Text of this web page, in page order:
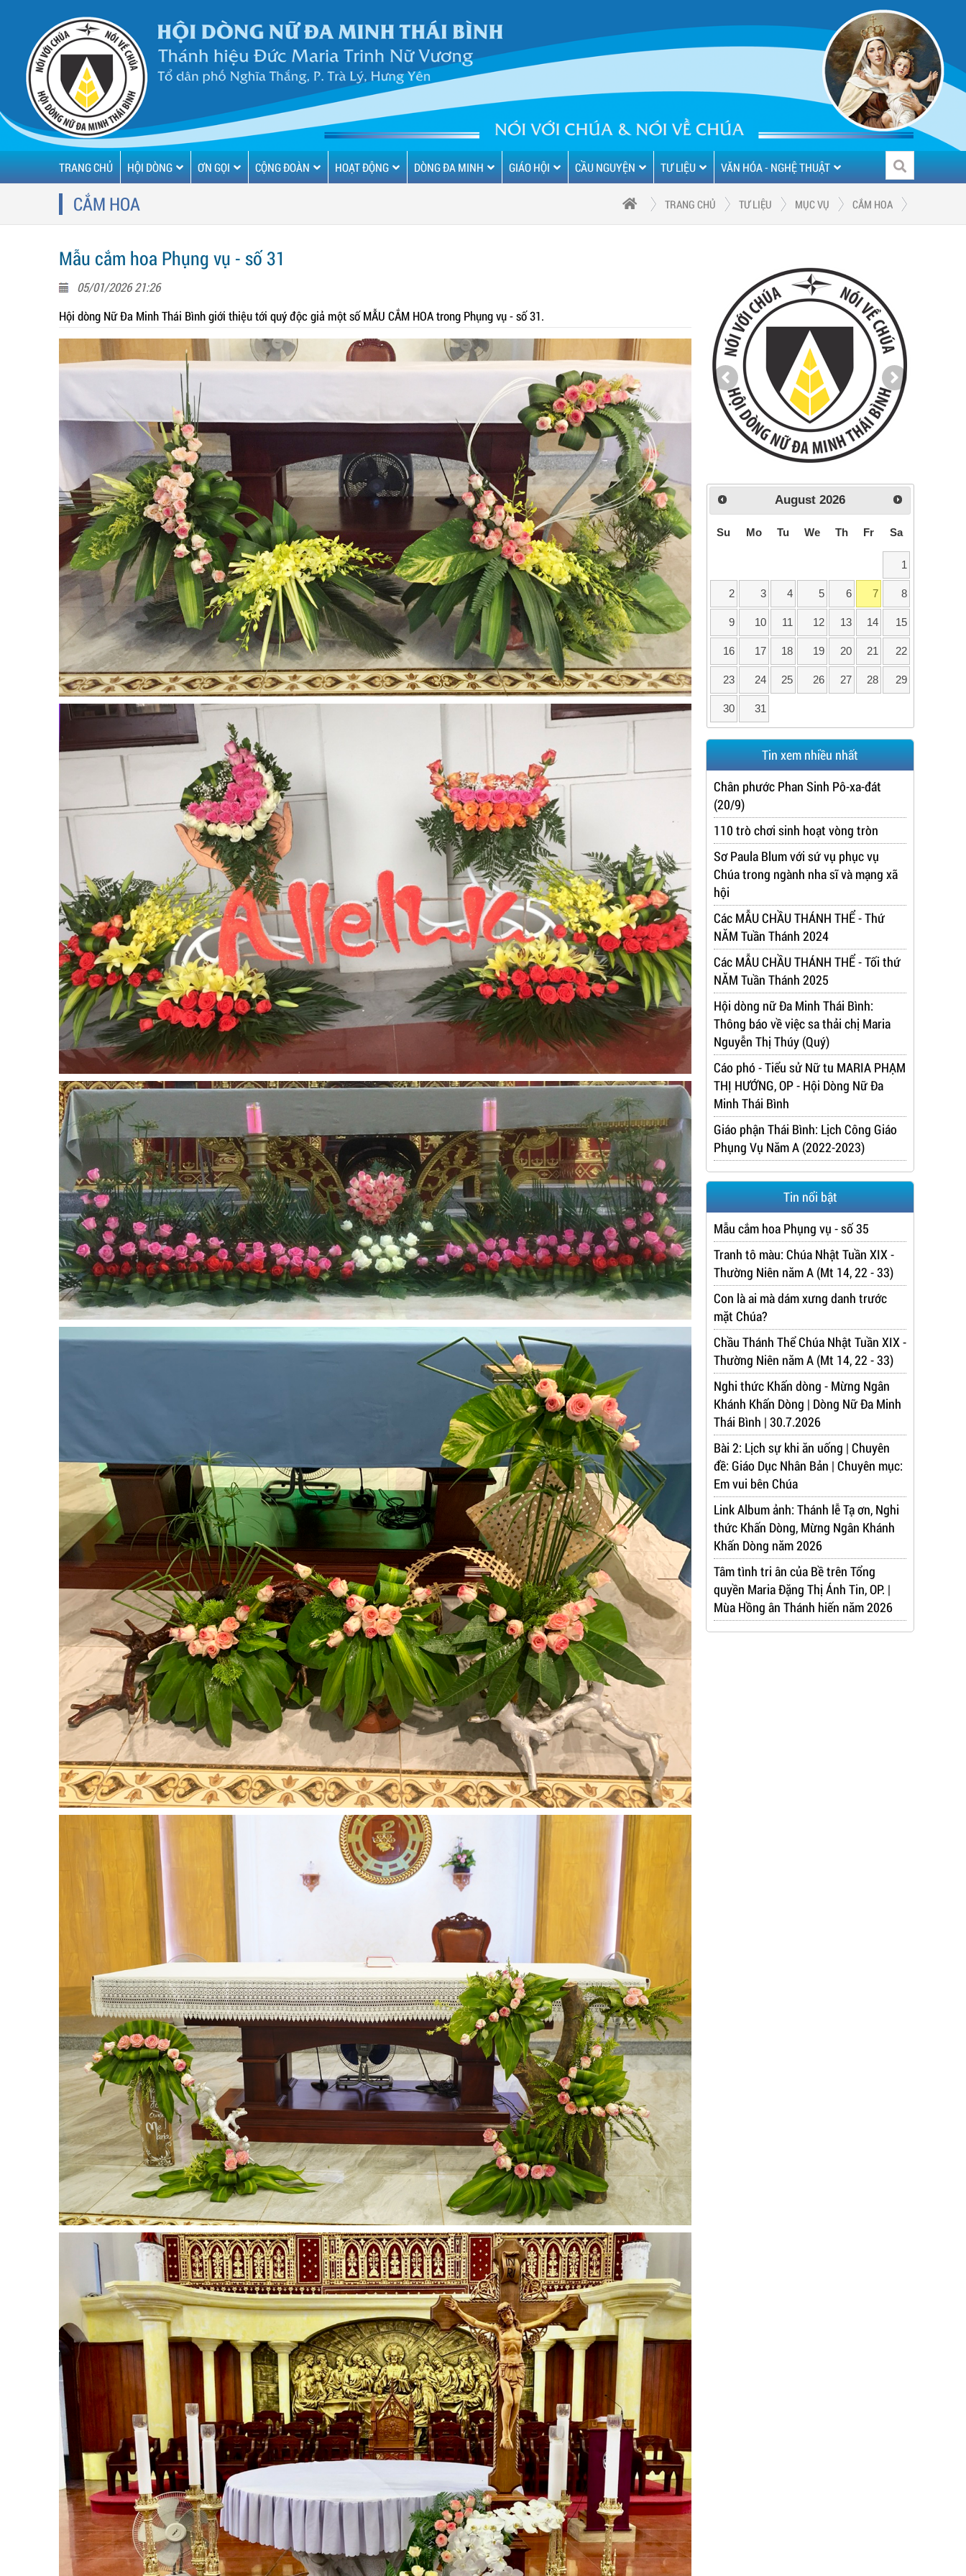
TRANG CHỦ HỘI DÒNG ƠN GỌI CỘNG ĐOÀN HOẠT ĐỘNG DÒNG ĐA MINH GIÁO HỘI CẦU NGUYỆN TƯ LIỆU VĂN HÓA - NGHỆ THUẬT
CẮM HOA TRANG CHỦ TƯ LIỆU MỤC VỤ CẮM HOA
Mẫu cắm hoa Phụng vụ - số 31
05/01/2026 21:26
Hội dòng Nữ Đa Minh Thái Bình giới thiệu tới quý độc giả một số MẪU CẮM HOA trong Phụng vụ - số 31.
August 2026
Su Mo Tu We Th Fr Sa
1
2 3 4 5 6 7 8
9 10 11 12 13 14 15
16 17 18 19 20 21 22
23 24 25 26 27 28 29
30 31
Tin xem nhiều nhất
Chân phước Phan Sinh Pô-xa-đát
(20/9)
110 trò chơi sinh hoạt vòng tròn
Sơ Paula Blum với sứ vụ phục vụ
Chúa trong ngành nha sĩ và mạng xã
hội
Các MẪU CHẦU THÁNH THỂ - Thứ
NĂM Tuần Thánh 2024
Các MẪU CHẦU THÁNH THỂ - Tối thứ
NĂM Tuần Thánh 2025
Hội dòng nữ Đa Minh Thái Bình:
Thông báo về việc sa thải chị Maria
Nguyễn Thị Thúy (Quý)
Cáo phó - Tiểu sử Nữ tu MARIA PHẠM
THỊ HƯỚNG, OP - Hội Dòng Nữ Đa
Minh Thái Bình
Giáo phận Thái Bình: Lịch Công Giáo
Phụng Vụ Năm A (2022-2023)
Tin nổi bật
Mẫu cắm hoa Phụng vụ - số 35
Tranh tô màu: Chúa Nhật Tuần XIX -
Thường Niên năm A (Mt 14, 22 - 33)
Con là ai mà dám xưng danh trước
mặt Chúa?
Chầu Thánh Thể Chúa Nhật Tuần XIX -
Thường Niên năm A (Mt 14, 22 - 33)
Nghi thức Khấn dòng - Mừng Ngân
Khánh Khấn Dòng | Dòng Nữ Đa Minh
Thái Bình | 30.7.2026
Bài 2: Lịch sự khi ăn uống | Chuyên
đề: Giáo Dục Nhân Bản | Chuyên mục:
Em vui bên Chúa
Link Album ảnh: Thánh lễ Tạ ơn, Nghi
thức Khấn Dòng, Mừng Ngân Khánh
Khấn Dòng năm 2026
Tâm tình tri ân của Bề trên Tổng
quyền Maria Đặng Thị Ánh Tin, OP. |
Mùa Hồng ân Thánh hiến năm 2026